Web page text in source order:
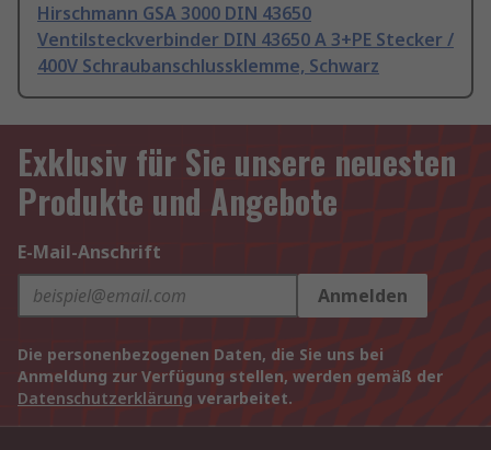
Hirschmann GSA 3000 DIN 43650
Ventilsteckverbinder DIN 43650 A 3+PE Stecker /
400V Schraubanschlussklemme, Schwarz
Exklusiv für Sie unsere neuesten
Produkte und Angebote
E-Mail-Anschrift
Anmelden
Die personenbezogenen Daten, die Sie uns bei
Anmeldung zur Verfügung stellen, werden gemäß der
Datenschutzerklärung verarbeitet.